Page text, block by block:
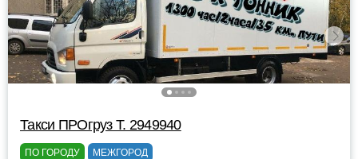
Такси ПРОгруз Т. 2949940
ПО ГОРОДУ МЕЖГОРОД